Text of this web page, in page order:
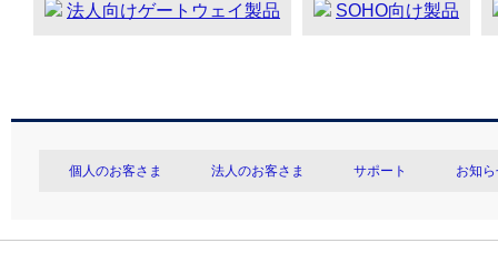
法人向けゲートウェイ製品 SOHO向け製品
個人のお客さま 法人のお客さま サポート お知